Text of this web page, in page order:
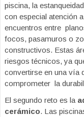
piscina, la
con especial atención
encuentros entre
focos, pasamuros o
constructivos. Estas
riesgos técnicos, ya
convertirse en una vía
comprometer la
El segundo reto es la
cerámico. Las